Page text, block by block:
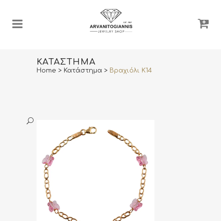
ΚΑΤΆΣΤΗΜΑ
Home > Κατάστημα > Βραχιόλι Κ14